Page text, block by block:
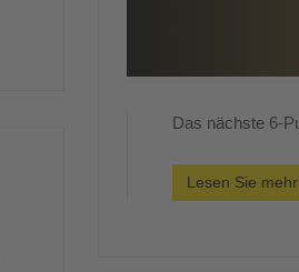
Das nächste 6-
Lesen Sie mehr